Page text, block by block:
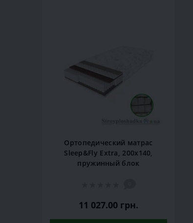
Ортопедический матрас
Sleep&Fly Extra, 200x140,
пружинный блок
11 027.00 грн.